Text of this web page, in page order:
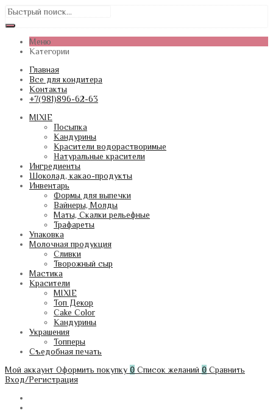
Меню
Категории
Главная
Все для кондитера
Контакты
+7(981)896-62-63
MIXIE
Посыпка
Кандурины
Красители водорастворимые
Натуральные красители
Ингредиенты
Шоколад, какао-продукты
Инвентарь
Формы для выпечки
Вайнеры, Молды
Маты, Скалки рельефные
Трафареты
Упаковка
Молочная продукция
Сливки
Творожный сыр
Мастика
Красители
MIXIE
Топ Декор
Cake Color
Кандурины
Украшения
Топперы
Съедобная печать
Мой аккаунт Оформить покупку 0 Список желаний 0 Сравнить
Вход/Регистрация